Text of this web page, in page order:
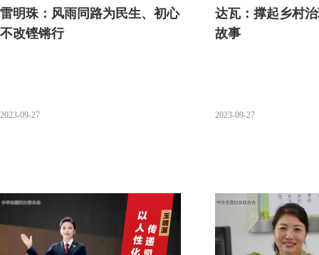
雷明珠：风雨同路为民生、初心
不改铿锵行
2023-09-27
达瓦：撑起乡村
故事
2023-09-27